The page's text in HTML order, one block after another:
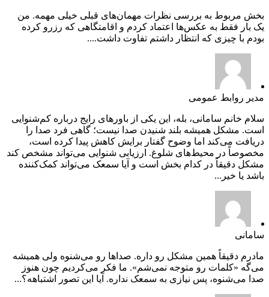
بخش مربوط به بررسی نظرات مهمان‌های قبلی خیلی مهمه. من
یک بار فقط به عکس‌ها اعتماد کردم و اقامتگاهی که رزرو کرده
بودم با چیزی که انتظار داشتم تفاوت داشت....
مدیر روابط عمومی
سلام خانم سامانی، بله، این یکی از باورهای رایج درباره کم‌شنوایی
است. مشکل همیشه بلند شنیدن صدا نیست؛ گاهی فرد صدا را
دریافت می‌کند اما وضوح گفتار برایش کاهش پیدا کرده است،
مخصوصاً در محیط‌های شلوغ. ارزیابی شنوایی می‌تواند مشخص کند
مشکل دقیقاً در کدام بخش است و آیا سمعک می‌تواند کمک‌کننده
باشد یا خیر...
سامانی
مادرم دقیقاً همین مشکل رو داره. صداها رو می‌شنوه ولی همیشه
می‌گه «کلمات رو متوجه نمی‌شم». ما فکر می‌کردیم چون هنوز
صدا می‌شنوه، پس نیازی به سمعک نداره. آیا این تصور اشتباهه؟...